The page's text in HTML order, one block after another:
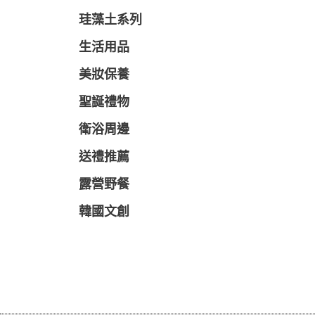
珪藻土系列
生活用品
美妝保養
聖誕禮物
衛浴周邊
送禮推薦
露營野餐
韓國文創